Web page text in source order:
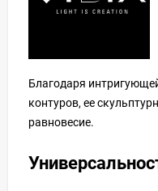
Благодаря
контуров, ее
равновесие.